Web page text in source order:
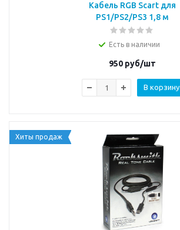
Кабель RGB Scart для
PS1/PS2/PS3 1,8 м
Есть в наличии
950руб/шт
В корзину
Хиты продаж